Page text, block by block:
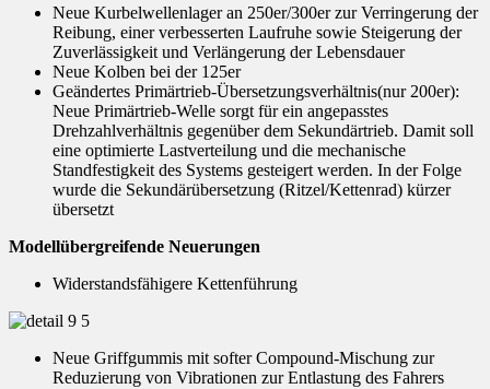
Neue Kurbelwellenlager an 250er/300er zur Verringerung der
Reibung, einer verbesserten Laufruhe sowie Steigerung der
Zuverlässigkeit und Verlängerung der Lebensdauer
Neue Kolben bei der 125er
Geändertes Primärtrieb-Übersetzungsverhältnis(nur 200er):
Neue Primärtrieb-Welle sorgt für ein angepasstes
Drehzahlverhältnis gegenüber dem Sekundärtrieb. Damit soll
eine optimierte Lastverteilung und die mechanische
Standfestigkeit des Systems gesteigert werden. In der Folge
wurde die Sekundärübersetzung (Ritzel/Kettenrad) kürzer
übersetzt
Modellübergreifende Neuerungen
Widerstandsfähigere Kettenführung
Neue Griffgummis mit softer Compound-Mischung zur
Reduzierung von Vibrationen zur Entlastung des Fahrers